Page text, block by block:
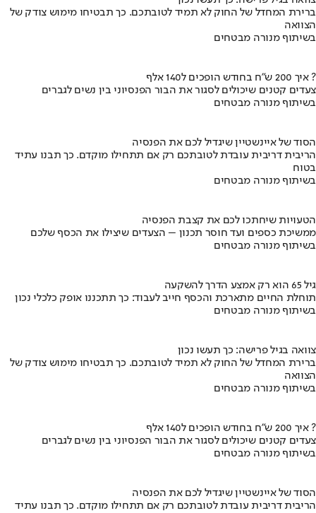
ברירת המחדל של החוק לא תמיד לטובתכם. כך תבטיחו מימוש צודק של
הצוואה
בשיתוף מנורה מבטחים
איך 200 ש"ח בחודש הופכים ל140 אלף ?
צעדים קטנים שיכולים לסגור את הבור הפנסיוני בין נשים לגברים
בשיתוף מנורה מבטחים
הסוד של איינשטיין שיגדיל לכם את הפנסיה
הריבית דריבית עובדת לטובתכם רק אם תתחילו מוקדם. כך תבנו עתיד
בטוח
בשיתוף מנורה מבטחים
הטעויות שיחתכו לכם את קצבת הפנסיה
ממשיכת כספים ועד חוסר תכנון – הצעדים שיצילו את הכסף שלכם
בשיתוף מנורה מבטחים
גיל 65 הוא רק אמצע הדרך להשקעה
תוחלת החיים מתארכת והכסף חייב לעבוד: כך תתכננו אופק כלכלי נכון
בשיתוף מנורה מבטחים
צוואה בגיל פרישה: כך תעשו נכון
ברירת המחדל של החוק לא תמיד לטובתכם. כך תבטיחו מימוש צודק של
הצוואה
בשיתוף מנורה מבטחים
איך 200 ש"ח בחודש הופכים ל140 אלף ?
צעדים קטנים שיכולים לסגור את הבור הפנסיוני בין נשים לגברים
בשיתוף מנורה מבטחים
הסוד של איינשטיין שיגדיל לכם את הפנסיה
הריבית דריבית עובדת לטובתכם רק אם תתחילו מוקדם. כך תבנו עתיד